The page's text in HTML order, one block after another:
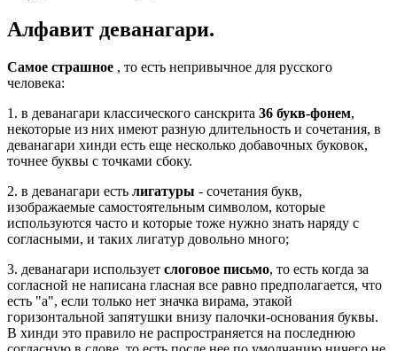
Алфавит деванагари.
Самое страшное , то есть непривычное для русского
человека:
1. в деванагари классического санскрита 36 букв-фонем,
некоторые из них имеют разную длительность и сочетания, в
деванагари хинди есть еще несколько добавочных буковок,
точнее буквы с точками сбоку.
2. в деванагари есть лигатуры - сочетания букв,
изображаемые самостоятельным символом, которые
используются часто и которые тоже нужно знать наряду с
согласными, и таких лигатур довольно много;
3. деванагари использует слоговое письмо, то есть когда за
согласной не написана гласная все равно предполагается, что
есть "а", если только нет значка вирама, этакой
горизонтальной запятушки внизу палочки-основания буквы.
В хинди это правило не распространяется на последнюю